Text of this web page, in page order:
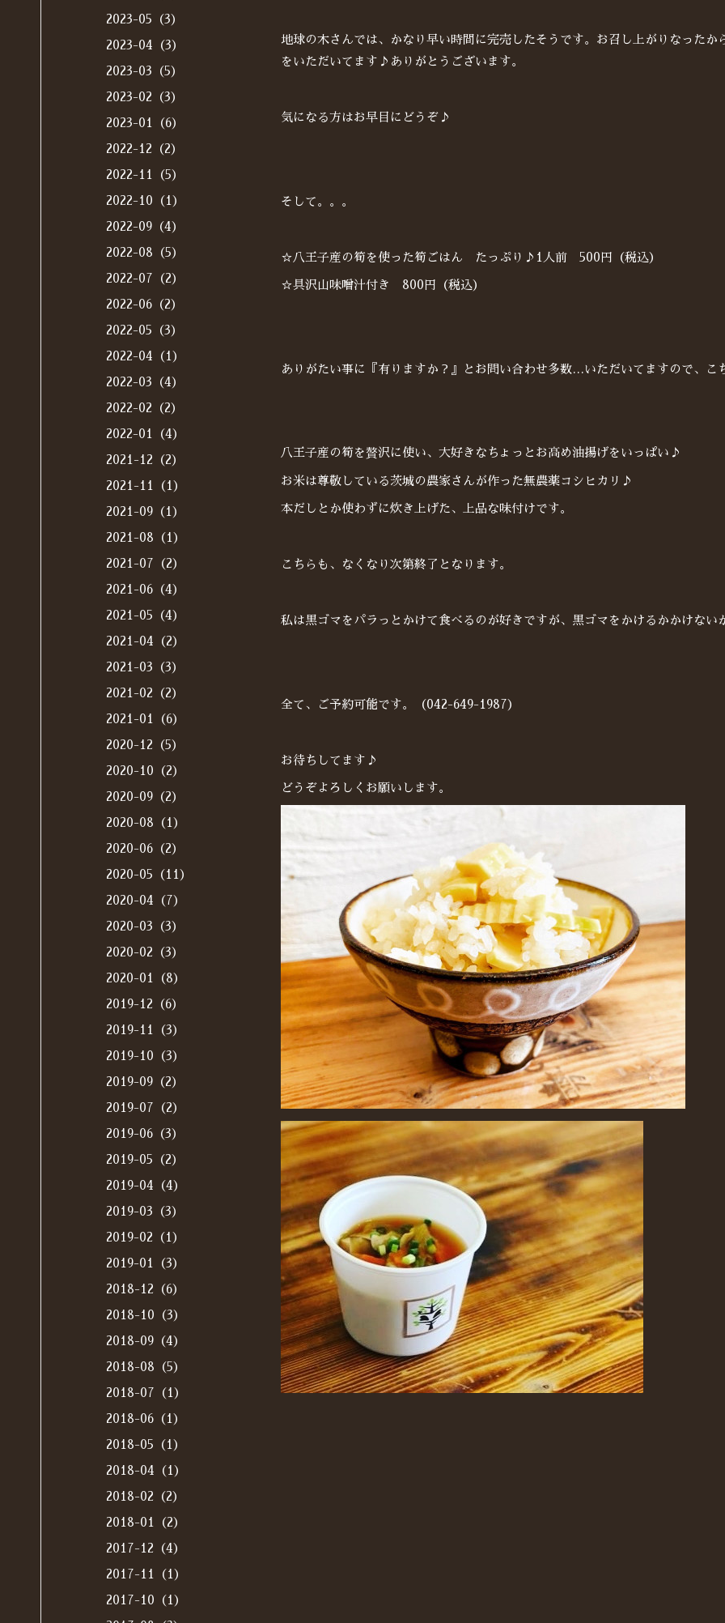
地球の木さんでは、かなり早い時間に完売したそうです。お召し上がりなった
をいただいてます♪ありがとうございます。
気になる方はお早目にどうぞ♪
そして。。。
☆八王子産の筍を使った筍ごはん たっぷり♪1人前 500円（税込）
☆具沢山味噌汁付き 800円（税込）
ありがたい事に『有りますか？』とお問い合わせ多数…いただいてますので、こ
八王子産の筍を贅沢に使い、大好きなちょっとお高め油揚げをいっぱい♪
お米は尊敬している茨城の農家さんが作った無農薬コシヒカリ♪
本だしとか使わずに炊き上げた、上品な味付けです。
こちらも、なくなり次第終了となります。
私は黒ゴマをパラっとかけて食べるのが好きですが、黒ゴマをかけるかかけない
全て、ご予約可能です。（042-649-1987）
お待ちしてます♪
どうぞよろしくお願いします。
2023-05（3）
2023-04（3）
2023-03（5）
2023-02（3）
2023-01（6）
2022-12（2）
2022-11（5）
2022-10（1）
2022-09（4）
2022-08（5）
2022-07（2）
2022-06（2）
2022-05（3）
2022-04（1）
2022-03（4）
2022-02（2）
2022-01（4）
2021-12（2）
2021-11（1）
2021-09（1）
2021-08（1）
2021-07（2）
2021-06（4）
2021-05（4）
2021-04（2）
2021-03（3）
2021-02（2）
2021-01（6）
2020-12（5）
2020-10（2）
2020-09（2）
2020-08（1）
2020-06（2）
2020-05（11）
2020-04（7）
2020-03（3）
2020-02（3）
2020-01（8）
2019-12（6）
2019-11（3）
2019-10（3）
2019-09（2）
2019-07（2）
2019-06（3）
2019-05（2）
2019-04（4）
2019-03（3）
2019-02（1）
2019-01（3）
2018-12（6）
2018-10（3）
2018-09（4）
2018-08（5）
2018-07（1）
2018-06（1）
2018-05（1）
2018-04（1）
2018-02（2）
2018-01（2）
2017-12（4）
2017-11（1）
2017-10（1）